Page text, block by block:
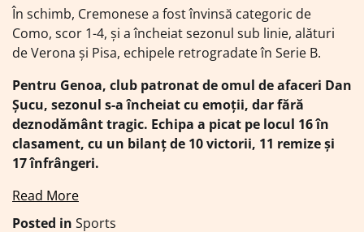
În schimb, Cremonese a fost învinsă categoric de
Como, scor 1-4, și a încheiat sezonul sub linie, alături
de Verona și Pisa, echipele retrogradate în Serie B.
Pentru Genoa, club patronat de omul de afaceri Dan
Șucu, sezonul s-a încheiat cu emoții, dar fără
deznodământ tragic. Echipa a picat pe locul 16 în
clasament, cu un bilanț de 10 victorii, 11 remize și
17 înfrângeri.
Read More
Posted in Sports